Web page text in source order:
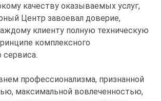
качеству оказываемых услуг,
Центр завоевал доверие,
клиенту полную техническую
комплексного
профессионализма, признанной
максимальной вовлеченностью,